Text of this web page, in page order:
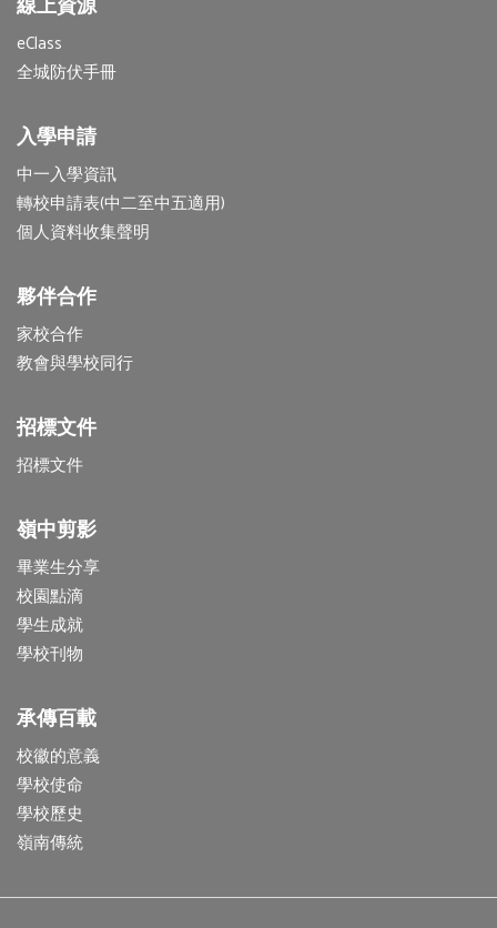
線上資源
eClass
全城防伏手冊
入學申請
中一入學資訊
轉校申請表(中二至中五適用)
個人資料收集聲明
夥伴合作
家校合作
教會與學校同行
招標文件
招標文件
嶺中剪影
畢業生分享
校園點滴
學生成就
學校刊物
承傳百載
校徽的意義
學校使命
學校歷史
嶺南傳統